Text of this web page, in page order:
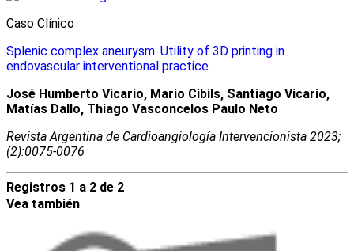
Caso Clínico
Splenic complex aneurysm. Utility of 3D printing in
endovascular interventional practice
José Humberto Vicario, Mario Cibils, Santiago Vicario,
Matías Dallo, Thiago Vasconcelos Paulo Neto
Revista Argentina de Cardioangiologí­a Intervencionista 2023;
(2):0075-0076
Registros 1 a 2 de 2
Vea también